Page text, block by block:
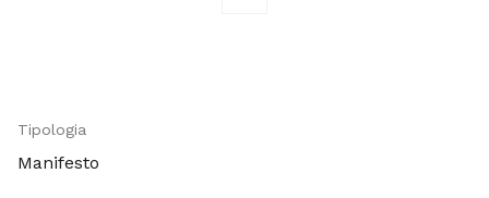
Tipologia
Manifesto